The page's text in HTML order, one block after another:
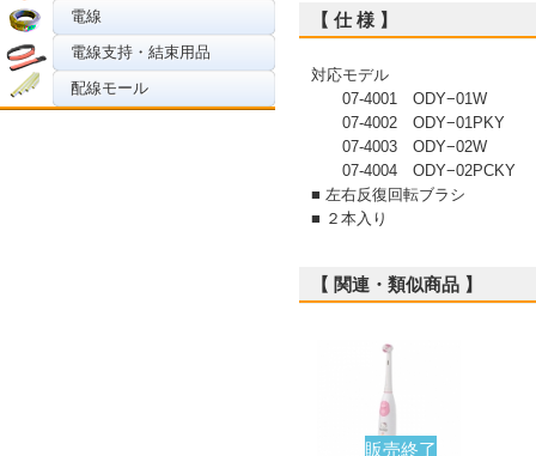
電線
電線支持・結束用品
配線モール
【 仕 様 】
対応モデル
07-4001 ODY−01W
07-4002 ODY−01PKY
07-4003 ODY−02W
07-4004 ODY−02PCKY
■ 左右反復回転ブラシ
■ ２本入り
【 関連・類似商品 】
販売終了